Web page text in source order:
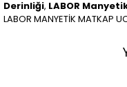
Derinliği, LABOR
LABOR MANYETİK MATKAP